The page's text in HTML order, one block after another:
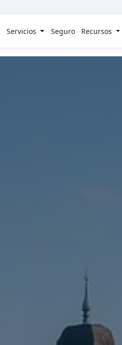
Servicios Seguro Recursos